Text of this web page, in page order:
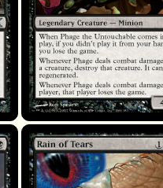
Pluie de larmes